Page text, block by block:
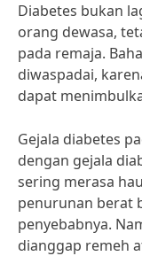
Diabetes bukan
orang dewasa,
pada remaja.
diwaspadai,
dapat
Gejala diabetes
dengan gejala
sering merasa
penurunan berat
penyebabnya.
dianggap remeh